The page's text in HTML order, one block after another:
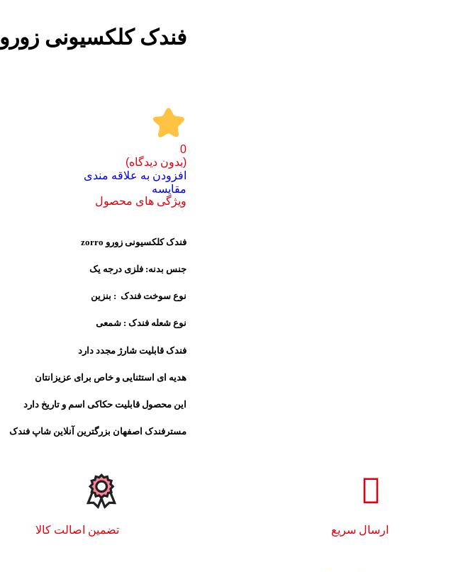
فندک کلکسیونی زورو zorro
0
(بدون دیدگاه)
افزودن به علاقه مندی
مقايسه
ویژگی های محصول
فندک کلکسیونی زورو zorro
جنس بدنه: فلزی درجه یک
نوع سوخت فندک : بنزین
نوع شعله فندک : شمعی
فندک قابلیت شارژ مجدد دارد
هدیه ای استثنایی و خاص برای عزیزانتان
این محصول قابلیت حکاکی اسم و تاریخ دارد
مسترفندک اصفهان بزرگترین آنلاین شاپ فندک
ارسال سریع تضمین اصالت کالا